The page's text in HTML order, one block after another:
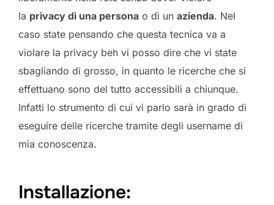
la privacy di una persona o dì un azienda. Nel
caso state pensando che questa tecnica va a
violare la privacy beh vi posso dire che vi state
sbagliando di grosso, in quanto le ricerche che si
effettuano sono del tutto accessibili a chiunque.
Infatti lo strumento di cui vi parlo sarà in grado di
eseguire delle ricerche tramite degli username di
mia conoscenza.
Installazione: